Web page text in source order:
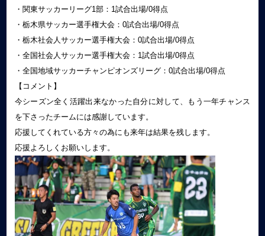
・関東サッカーリーグ1部：1試合出場/0得点
・栃木県サッカー選手権大会：0試合出場/0得点
・栃木社会人サッカー選手権大会：0試合出場/0得点
・全国社会人サッカー選手権大会：1試合出場/0得点
・全国地域サッカーチャンピオンズリーグ：0試合出場/0得点
【コメント】
今シーズン全く活躍出来なかった自分に対して、もう一年チャンス
を下さったチームには感謝しています。
応援してくれている方々の為にも来年は結果を残します。
応援よろしくお願いします。